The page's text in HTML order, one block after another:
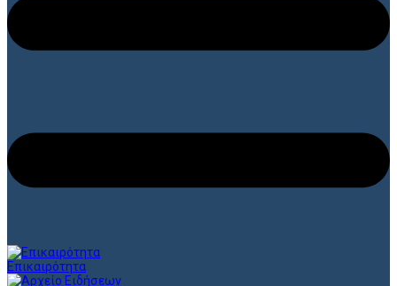
Επικαιρότητα